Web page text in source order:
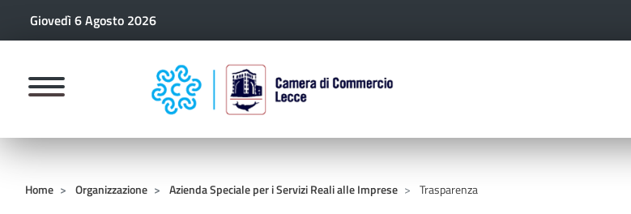
Giovedì 6 Agosto 2026
CAMERE DI COMMERCIO D'ITALIA
Home Organizzazione Azienda Speciale per i Servizi Reali alle Imprese Trasparenza